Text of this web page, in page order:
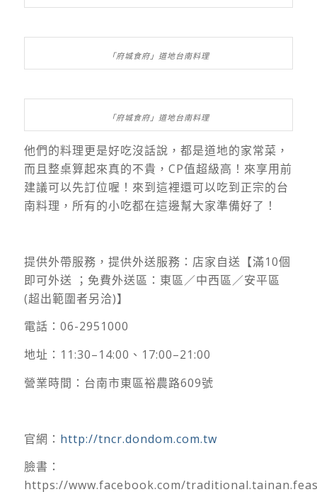
「府城食府」道地台南料理
「府城食府」道地台南料理
他們的料理更是好吃沒話說，都是道地的家常菜，
而且整桌算起來真的不貴，CP值超級高！來享用前
建議可以先訂位喔！來到這裡還可以吃到正宗的台
南料理，所有的小吃都在這邊幫大家準備好了！
提供外帶服務，提供外送服務：店家自送【滿10個
即可外送 ；免費外送區：東區／中西區／安平區
(超出範圍者另洽)】
電話：06-2951000
地址：11:30–14:00、17:00–21:00
營業時間：台南市東區裕農路609號
官網： http://tncr.dondom.com.tw
臉書：
https://www.facebook.com/